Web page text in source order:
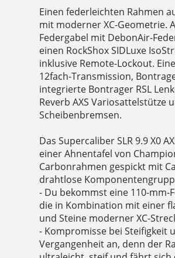
Einen federleichten Rahmen
mit moderner XC-Geometrie.
Federgabel mit DebonAir-
einen RockShox SIDLuxe
inklusive Remote-Lockout.
12fach-Transmission,
integrierte Bontrager RSL
Reverb AXS Variosattelstütze
Scheibenbremsen.
Das Supercaliber SLR 9.9 X0
einer Ahnentafel von
Carbonrahmen gespickt mit
drahtlose
- Du bekommst eine 110-
die in Kombination mit einer
und Steine moderner XC-
- Kompromisse bei Steifigkeit
Vergangenheit an, denn der